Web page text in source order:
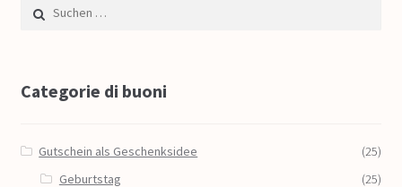
Suche nach:
Categorie di buoni
Gutschein als Geschenksidee
(25)
Geburtstag
(25)